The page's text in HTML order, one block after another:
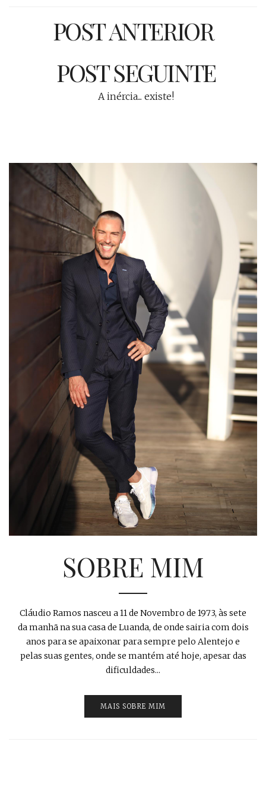
POST ANTERIOR
POST SEGUINTE
A inércia... existe!
SOBRE MIM
Cláudio Ramos nasceu a 11 de Novembro de 1973, às sete
da manhã na sua casa de Luanda, de onde sairia com dois
anos para se apaixonar para sempre pelo Alentejo e
pelas suas gentes, onde se mantém até hoje, apesar das
dificuldades...
MAIS SOBRE MIM